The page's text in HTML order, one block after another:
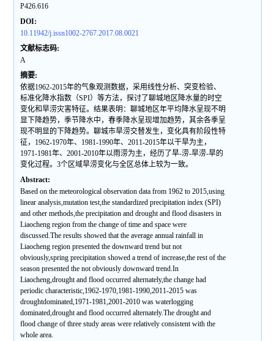
P426.616
DOI:
10.11942/j.issn1002-2767.2017.08.0021
文献标志码:
A
摘要:
依据1962-2015年的气象观测数据，采用线性分析、突变检验、
标准化降水指数（SPI）等方法，探讨了聊城地区降水量的时空
变化和旱涝灾害特征。结果表明：聊城地区年平均降水呈现不明
显下降趋势，季节降水中，春季降水呈现增加趋势，其余各季呈
现不明显的下降趋势。聊城市旱涝交替发生，变化具有阶段性特
征，1962-1970年、1981-1990年、2011-2015年以干旱为主，
1971-1981年、2001-2010年以雨涝为主，经历了旱-涝-旱涝-旱的
变化过程。3个区域旱涝变化与全区总体上较为一致。
Abstract:
Based on the meteorological observation data from 1962 to 2015,using
linear analysis,mutation test,the standardized precipitation index (SPI)
and other methods,the precipitation and drought and flood disasters in
Liaocheng region from the change of time and space were
discussed.The results showed that the average annual rainfall in
Liaocheng region presented the downward trend but not
obviously,spring precipitation showed a trend of increase,the rest of the
season presented the not obviously downward trend.In
Liaocheng,drought and flood occurred alternately,the change had
periodic characteristic,1962-1970,1981-1990,2011-2015 was
droughtdominated,1971-1981,2001-2010 was waterlogging
dominated,drought and flood occurred alternately.The drought and
flood change of three study areas were relatively consistent with the
whole area.